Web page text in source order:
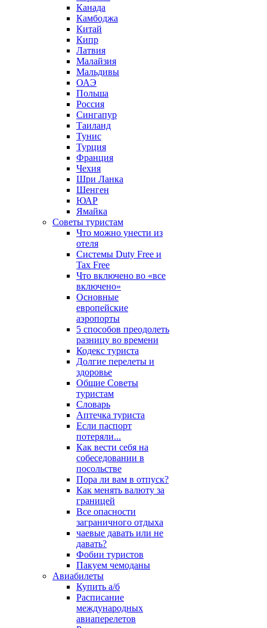
Канада
Камбоджа
Китай
Кипр
Латвия
Малайзия
Мальдивы
ОАЭ
Польша
Россия
Сингапур
Таиланд
Тунис
Турция
Франция
Чехия
Шри Ланка
Шенген
ЮАР
Ямайка
Советы туристам
Что можно унести из
отеля
Системы Duty Free и
Tax Free
Что включено во «все
включено»
Основные
европейские
аэропорты
5 способов преодолеть
разницу во времени
Кодекс туриста
Долгие перелеты и
здоровье
Общие Советы
туристам
Словарь
Аптечка туриста
Если паспорт
потеряли...
Как вести себя на
собеседовании в
посольстве
Пора ли вам в отпуск?
Как менять валюту за
границей
Все опасности
заграничного отдыха
чаевые давать или не
давать?
Фобии туристов
Пакуем чемоданы
Авиабилеты
Купить а/б
Расписание
международных
авиаперелетов